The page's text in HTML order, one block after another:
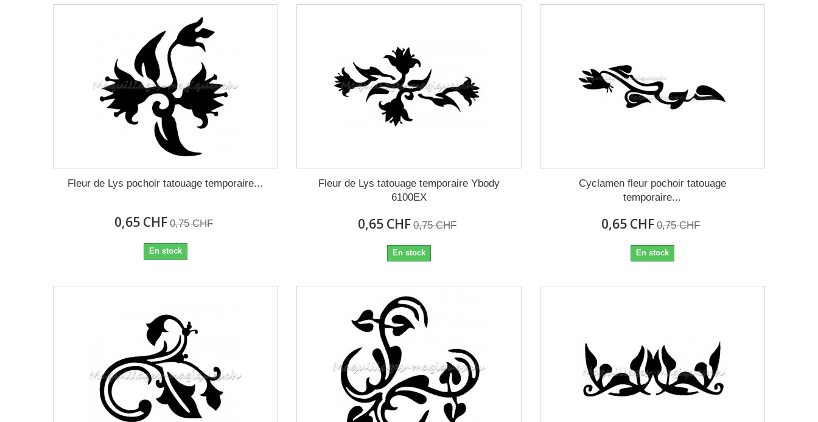
Fleur de Lys pochoir tatouage temporaire...
0,65 CHF 0,75 CHF
En stock
Fleur de Lys tatouage temporaire Ybody
6100EX
0,65 CHF 0,75 CHF
En stock
Cyclamen fleur pochoir tatouage
temporaire...
0,65 CHF 0,75 CHF
En stock